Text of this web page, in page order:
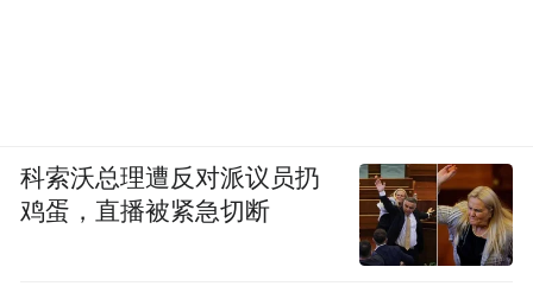
科索沃总理遭反对派议员扔
鸡蛋，直播被紧急切断